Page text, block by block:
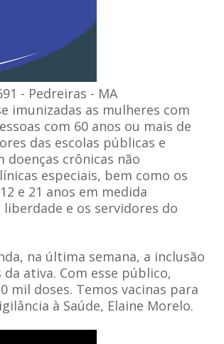
- Pedreiras - MA
imunizadas as mulheres com
com 60 anos ou mais de
das escolas públicas e
doenças crônicas não
especiais, bem como os
e 21 anos em medida
e os servidores do
na última semana, a inclusão
ativa. Com esse público,
mil doses. Temos vacinas para
à Saúde, Elaine Morelo.